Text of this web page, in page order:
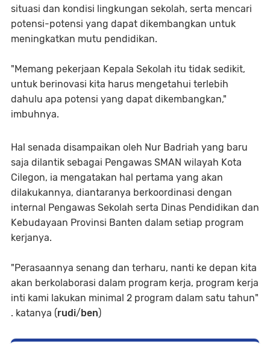
situasi dan kondisi lingkungan sekolah, serta mencari
potensi-potensi yang dapat dikembangkan untuk
meningkatkan mutu pendidikan.
"Memang pekerjaan Kepala Sekolah itu tidak sedikit,
untuk berinovasi kita harus mengetahui terlebih
dahulu apa potensi yang dapat dikembangkan,"
imbuhnya.
Hal senada disampaikan oleh Nur Badriah yang baru
saja dilantik sebagai Pengawas SMAN wilayah Kota
Cilegon, ia mengatakan hal pertama yang akan
dilakukannya, diantaranya berkoordinasi dengan
internal Pengawas Sekolah serta Dinas Pendidikan dan
Kebudayaan Provinsi Banten dalam setiap program
kerjanya.
"Perasaannya senang dan terharu, nanti ke depan kita
akan berkolaborasi dalam program kerja, program kerja
inti kami lakukan minimal 2 program dalam satu tahun"
. katanya (rudi/ben)